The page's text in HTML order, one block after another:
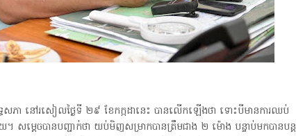
សភា នៅរសៀលថ្ងៃទី ២៩ ខែកក្កដានេះ បានលើកឡើងថា ទោះបីមានការឈប់
សម្តេចបានបញ្ជាក់ថា យប់មិញសម្រាកបានត្រឹមជាង ២ ម៉ោង បន្ទាប់មកបានបន្ត